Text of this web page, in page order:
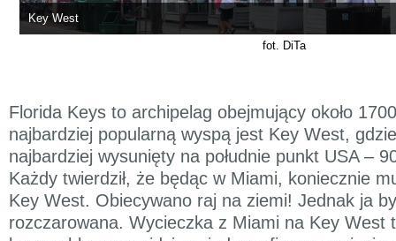
Key West
fot. DiTa
Florida Keys to archipelag obejmujący około
najbardziej popularną wyspą jest Key West,
najbardziej wysunięty na południe punkt USA –
Każdy twierdził, że będąc w Miami, koniecznie
Key West. Obiecywano raj na ziemi! Jednak ja
rozczarowana. Wycieczka z Miami na Key West